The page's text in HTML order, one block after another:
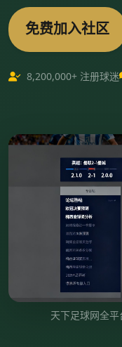
免费加入社区
8,200,000+ 注册球迷
天下足球网全